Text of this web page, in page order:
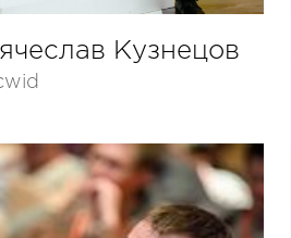
Кузнецов